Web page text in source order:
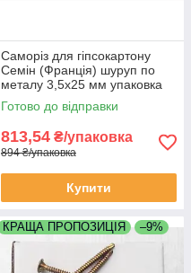
Саморіз для гіпсокартону
Семін (Франція) шуруп по
металу 3,5х25 мм упаковка
1000 штук
Готово до відправки
813,54 ₴/упаковка
894 ₴/упаковка
Купити
КРАЩА ПРОПОЗИЦІЯ –9%